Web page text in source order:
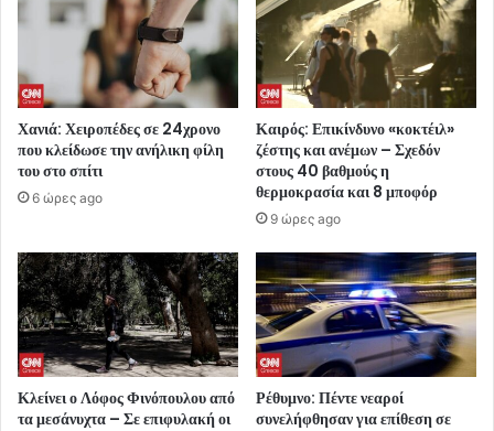
Χανιά: Χειροπέδες σε 24χρονο
που κλείδωσε την ανήλικη φίλη
του στο σπίτι
6 ώρες ago
Καιρός: Επικίνδυνο «κοκτέιλ»
ζέστης και ανέμων – Σχεδόν
στους 40 βαθμούς η
θερμοκρασία και 8 μποφόρ
9 ώρες ago
Κλείνει ο Λόφος Φινόπουλου από
τα μεσάνυχτα – Σε επιφυλακή οι
Ρέθυμνο: Πέντε νεαροί
συνελήφθησαν για επίθεση σε